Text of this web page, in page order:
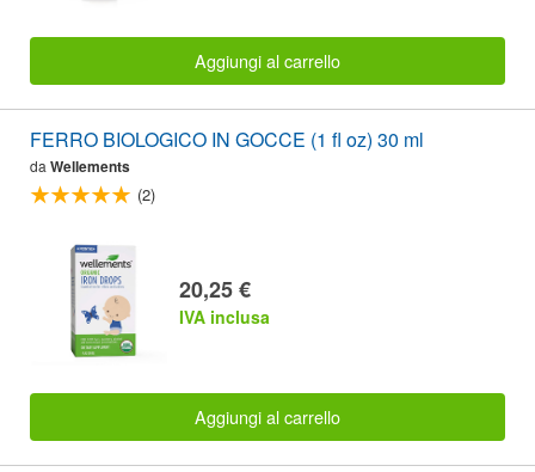
Aggiungi al carrello
FERRO BIOLOGICO IN GOCCE (1 fl oz) 30 ml
da Wellements
(2)
20,25 €
IVA inclusa
Aggiungi al carrello